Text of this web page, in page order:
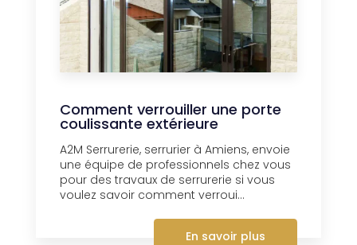
Comment verrouiller une porte
coulissante extérieure
A2M Serrurerie, serrurier à Amiens, envoie
une équipe de professionnels chez vous
pour des travaux de serrurerie si vous
voulez savoir comment verroui...
En savoir plus